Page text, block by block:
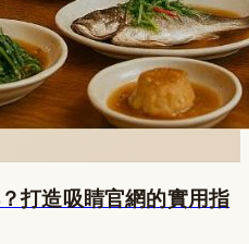
打造吸睛官網的實用指